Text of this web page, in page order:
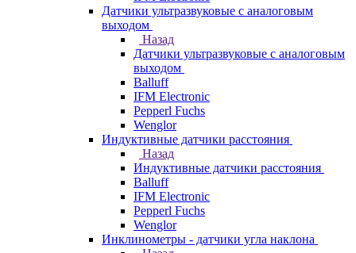
Датчики ультразвуковые с аналоговым
выходом
Назад
Датчики ультразвуковые с аналоговым
выходом
Balluff
IFM Electronic
Pepperl Fuchs
Wenglor
Индуктивные датчики расстояния
Назад
Индуктивные датчики расстояния
Balluff
IFM Electronic
Pepperl Fuchs
Wenglor
Инклинометры - датчики угла наклона